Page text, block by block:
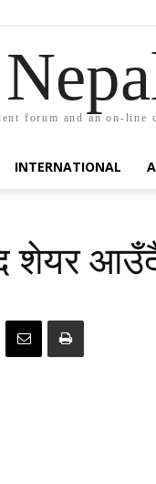
forum and an on-line
INTERNATIONAL
शेयर